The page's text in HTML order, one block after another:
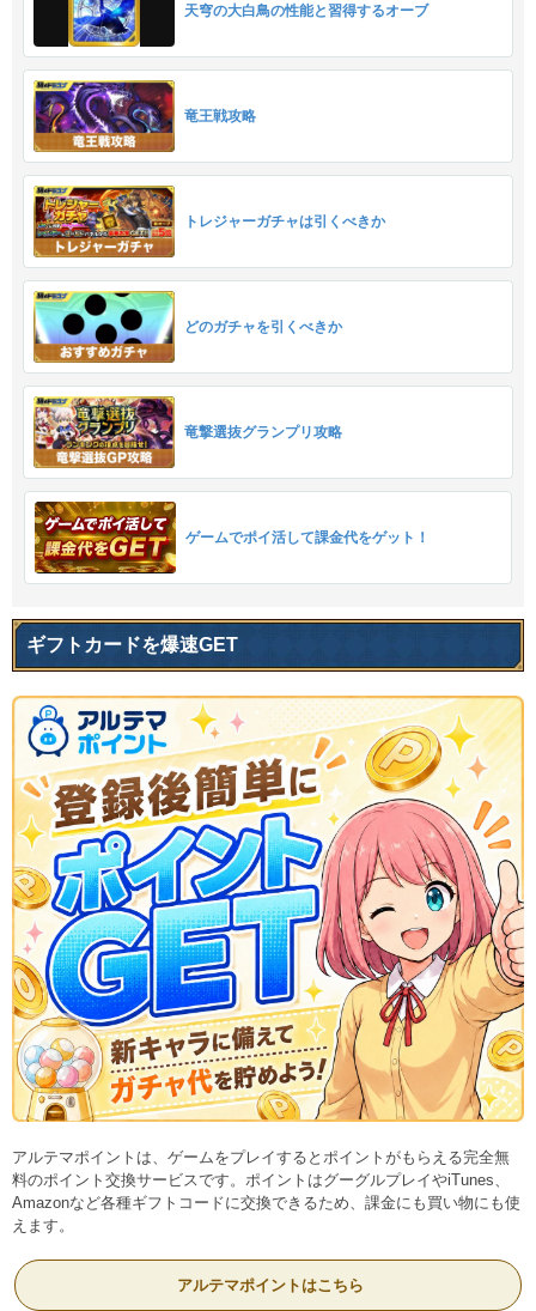
天穹の大白鳥の性能と習得するオーブ
竜王戦攻略
トレジャーガチャは引くべきか
どのガチャを引くべきか
竜撃選抜グランプリ攻略
ゲームでポイ活して課金代をゲット！
ギフトカードを爆速GET
アルテマポイントは、ゲームをプレイするとポイントがもらえる完全無
料のポイント交換サービスです。ポイントはグーグルプレイやiTunes、
Amazonなど各種ギフトコードに交換できるため、課金にも買い物にも使
えます。
アルテマポイントはこちら